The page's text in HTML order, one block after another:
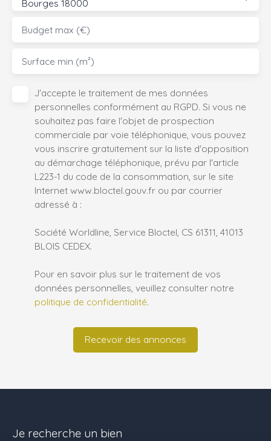
Bourges 18000
Budget max (€)
Surface min (m²)
J'accepte le traitement de mes données
personnelles conformément au RGPD. Si vous ne
souhaitez pas faire l'objet de prospection
commerciale par voie téléphonique, vous pouvez
vous inscrire gratuitement sur la liste d'opposition
au démarchage téléphonique, prévu par l'article
L223-1 du code de la consommation, sur le site
Internet www.bloctel.gouv.fr ou par courrier
adressé à :
Société Worldline, Service Bloctel, CS 61311, 41013
BLOIS CEDEX.
Pour en savoir plus sur le traitement de vos
données personnelles, veuillez consulter notre
politique de confidentialité.
Recevoir des annonces
Je recherche un bien